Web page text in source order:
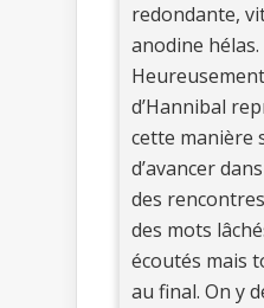
redondante,
anodine hélas.
d’Hannibal
cette manière
d’avancer
des
des mots
écoutés mais
au final. On y